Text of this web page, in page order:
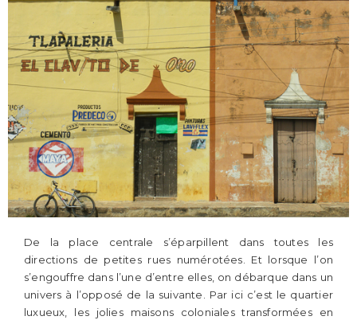
De la place centrale s’éparpillent dans toutes les
directions de petites rues numérotées. Et lorsque l’on
s’engouffre dans l’une d’entre elles, on débarque dans un
univers à l’opposé de la suivante. Par ici c’est le quartier
luxueux, les jolies maisons coloniales transformées en